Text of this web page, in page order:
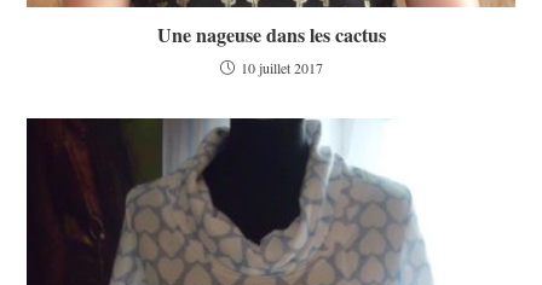
Une nageuse dans les cactus
10 juillet 2017